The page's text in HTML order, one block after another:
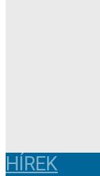
HÍREK